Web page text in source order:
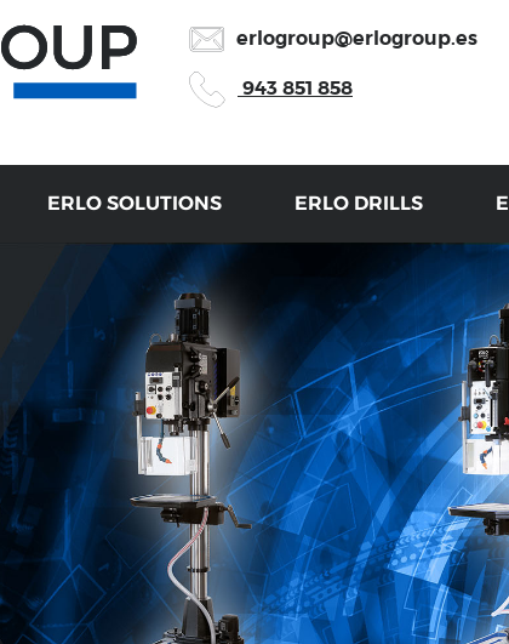
erlogroup@erlogroup.es
943 851 858
ERLO SOLUTIONS ERLO DRILLS